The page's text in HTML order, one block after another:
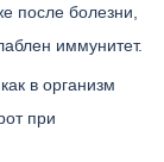
после болезни,
иммунитет.
в организм
при